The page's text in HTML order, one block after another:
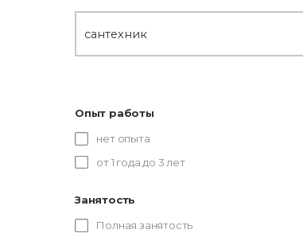
Опыт работы
нет опыта
от 1 года до 3 лет
Занятость
Полная занятость